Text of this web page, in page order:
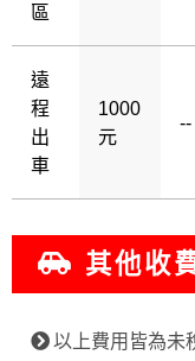
區
遠
程
出
車
1000
元
--
其他收
以上費用皆為未